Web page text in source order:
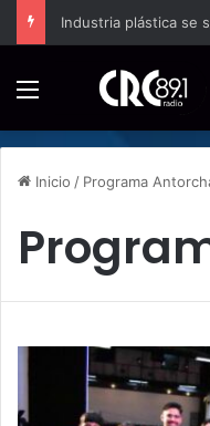
Industria plástica se
Inicio / Programa